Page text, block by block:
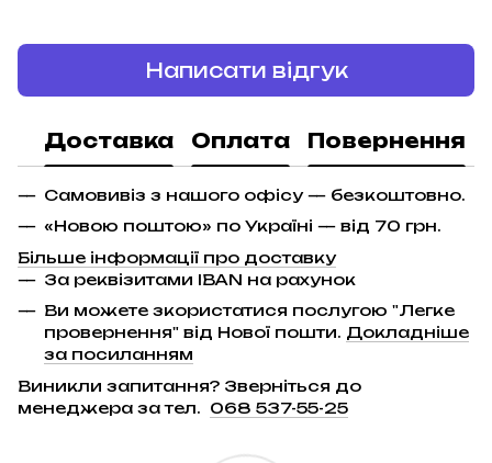
Написати відгук
Доставка Оплата Повернення
Самовивіз з нашого офісу — безкоштовно.
«Новою поштою» по Україні — від 70 грн.
Більше інформації про доставку
За реквізитами IBAN на рахунок
Ви можете зкористатися послугою "Легке
провернення" від Нової пошти. Докладніше
за посиланням
Виникли запитання? Зверніться до
менеджера за тел. 068 537-55-25